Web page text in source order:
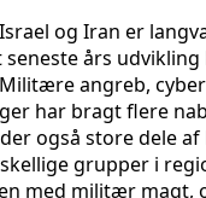
og Iran er
seneste års
angreb,
har bragt flere
også store dele
grupper i
med militær magt,